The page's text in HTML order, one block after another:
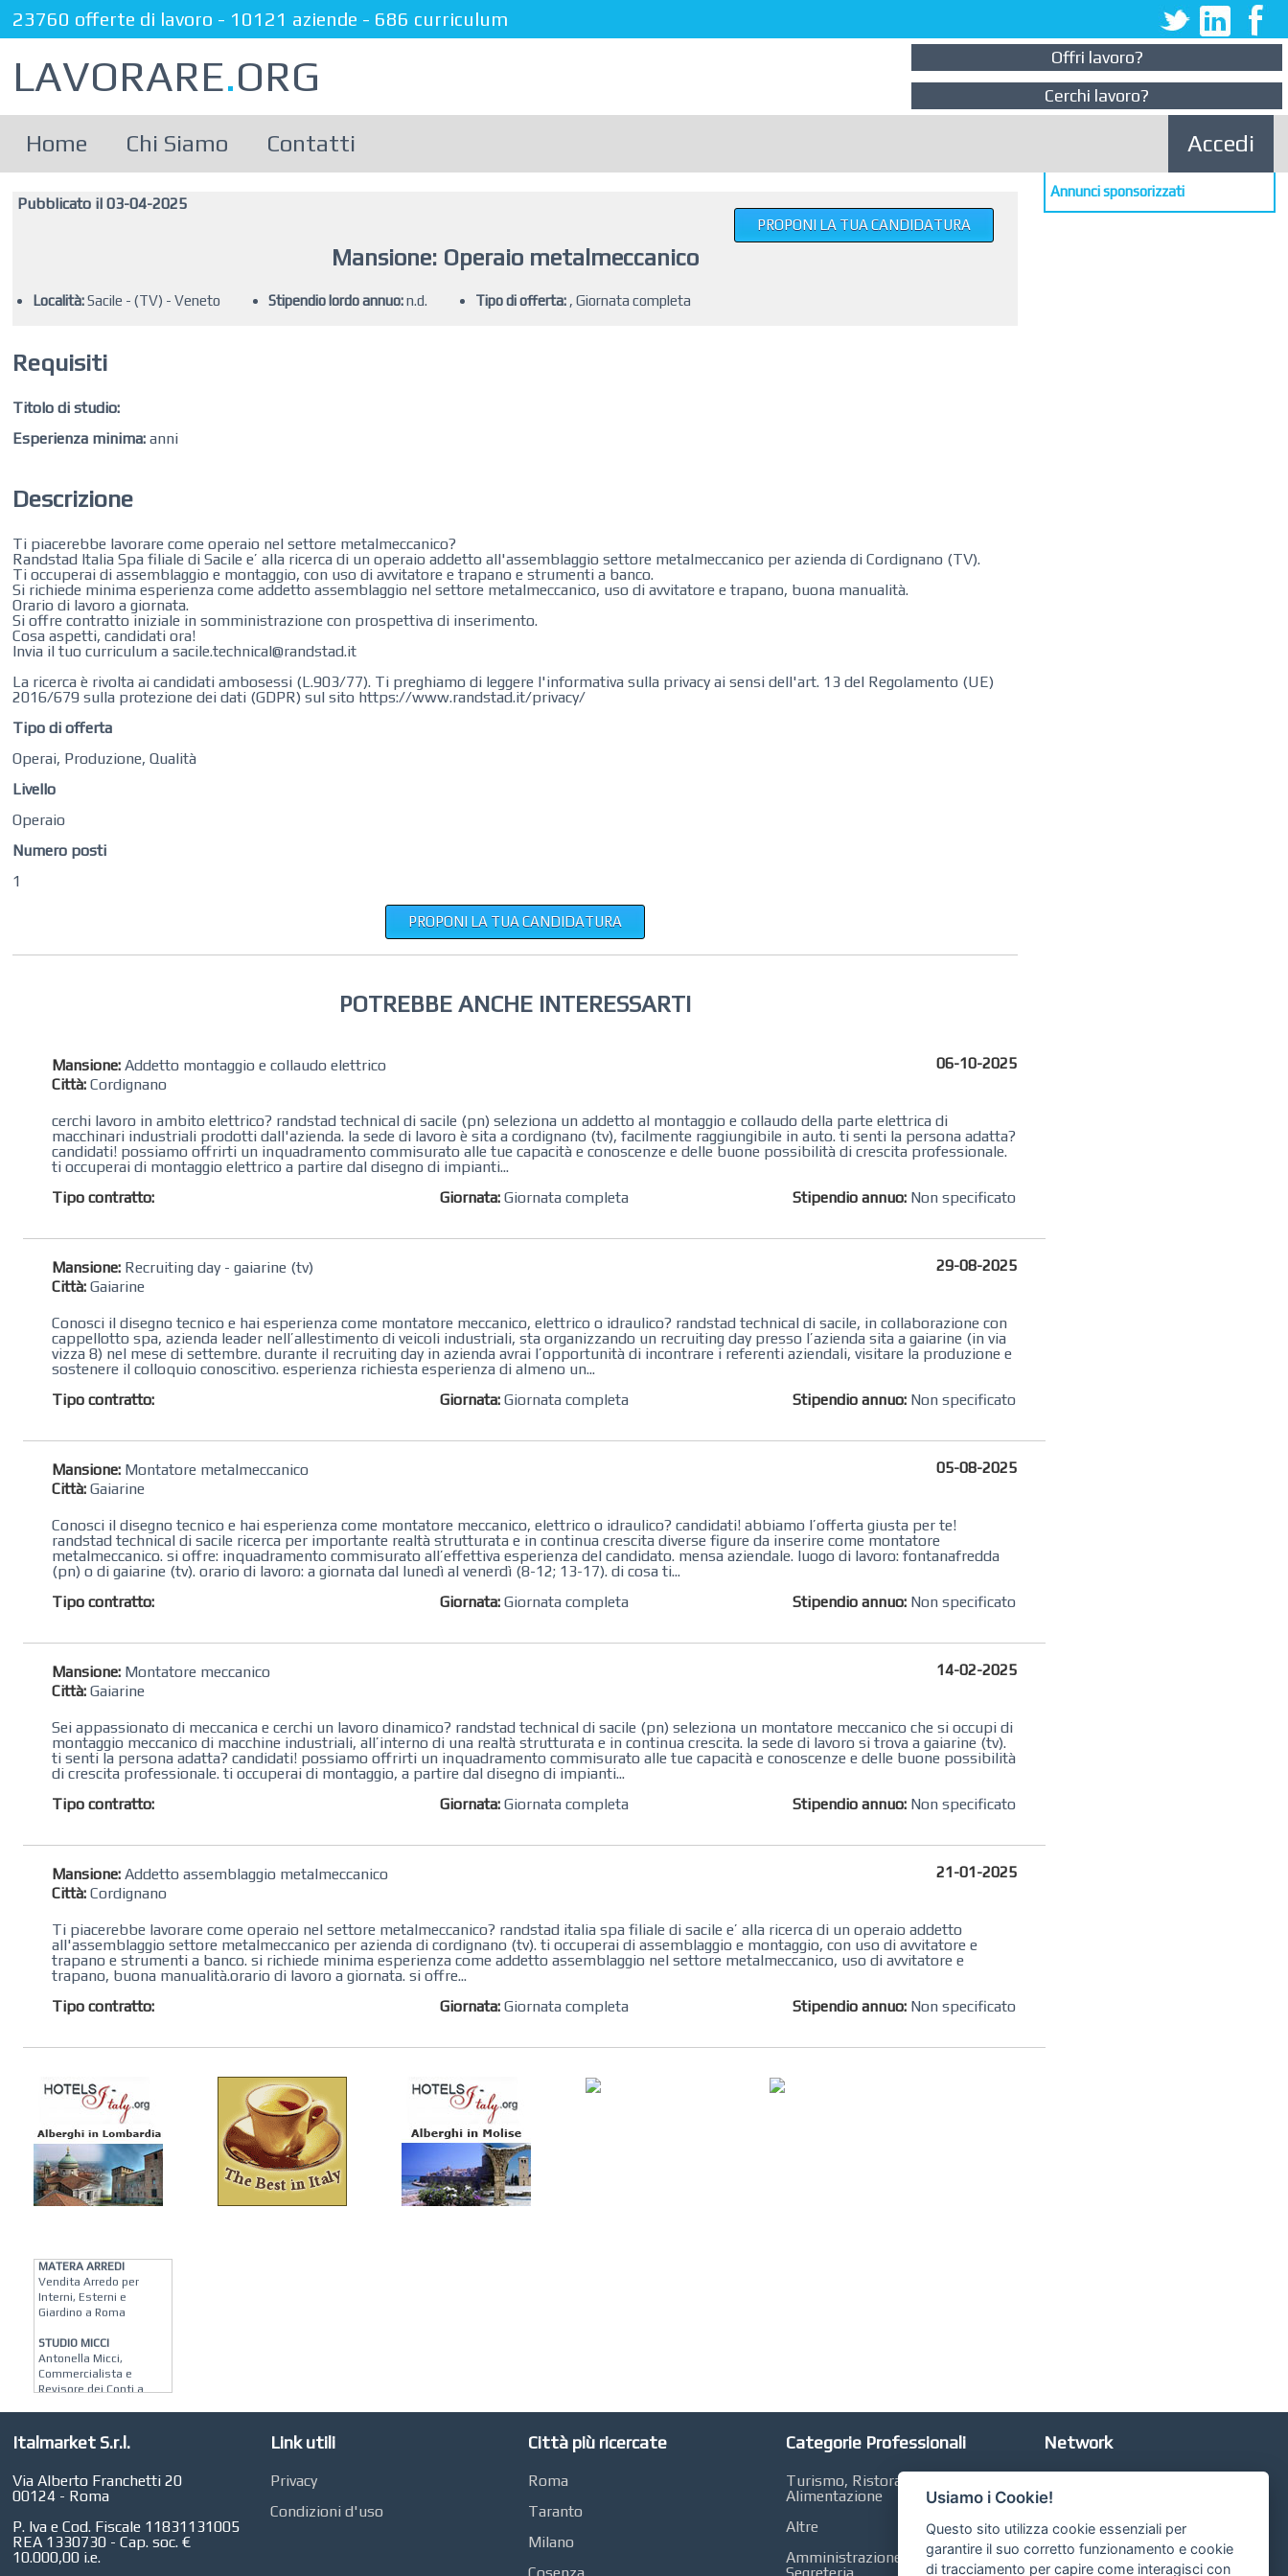
23760 offerte di lavoro - 10121 aziende - 686 curriculum
LAVORARE.ORG
Offri lavoro?
Cerchi lavoro?
Home Chi Siamo Contatti Accedi
Pubblicato il 03-04-2025
Mansione: Operaio metalmeccanico
PROPONI LA TUA CANDIDATURA
Località:Sacile - (TV) - Veneto Stipendio lordo annuo:n.d. Tipo di offerta:, Giornata completa
Requisiti
Titolo di studio:
Esperienza minima: anni
Descrizione
Ti piacerebbe lavorare come operaio nel settore metalmeccanico?
Randstad‌ ‌Italia‌ ‌Spa‌ ‌filiale di Sacile ‌e’‌ ‌alla‌ ‌ricerca‌ ‌di‌ un operaio ​addetto all'assemblaggio settore metalmeccanico per azienda di ​Cordignano (TV).
Ti occuperai di assemblaggio e montaggio, con uso di avvitatore e trapano​ e strumenti a banco.
Si richiede minima esperienza ​come addetto assemblaggio nel settore metalmeccanico, uso di avvitatore e trapano, buona manualità.
​Orario di lavoro a giornata.
Si offre contratto iniziale in somministrazione con prospettiva di inserimento.
Cosa aspetti, candidati ora!
Invia il tuo curriculum a sacile.technical@randstad.it
La ricerca è rivolta ai candidati ambosessi (L.903/77). Ti preghiamo di leggere l'informativa sulla privacy ai sensi dell'art. 13 del Regolamento (UE)
2016/679 sulla protezione dei dati (GDPR) sul sito https://www.randstad.it/privacy/
Tipo di offerta
Operai, Produzione, Qualità
Livello
Operaio
Numero posti
1
PROPONI LA TUA CANDIDATURA
POTREBBE ANCHE INTERESSARTI
Mansione: Addetto montaggio e collaudo elettrico
Città: Cordignano
06-10-2025
​cerchi lavoro in ambito elettrico? randstad technical di sacile (pn) seleziona un ​addetto al montaggio e collaudo della parte elettrica di
macchinari industriali prodotti dall'azienda. la sede di lavoro è sita ​a cordignano (tv), facilmente raggiungibile in auto. ti senti la persona adatta?
candidati! possiamo offrirti un inquadramento commisurato alle tue capacità e conoscenze e delle buone possibilità di crescita professionale.
ti occuperai di montaggio elettrico a partire dal disegno di impianti...
Tipo contratto:
Giornata: Giornata completa Stipendio annuo: Non specificato
Mansione: Recruiting day - gaiarine (tv)
Città: Gaiarine
29-08-2025
Conosci il disegno tecnico e hai esperienza come montatore meccanico, elettrico o idraulico? randstad technical di sacile, in collaborazione con
cappellotto spa, azienda leader nell’allestimento di veicoli industriali, sta organizzando un recruiting day presso l’azienda sita a gaiarine (in via
vizza 8) nel mese di settembre. durante il recruiting day in azienda avrai l’opportunità di incontrare i referenti aziendali, visitare la produzione e
sostenere il colloquio conoscitivo. esperienza richiesta esperienza di almeno un...
Tipo contratto:
Giornata: Giornata completa Stipendio annuo: Non specificato
Mansione: Montatore metalmeccanico
Città: Gaiarine
05-08-2025
Conosci il disegno tecnico e hai esperienza come montatore meccanico, elettrico o idraulico? candidati! abbiamo l’offerta giusta per te!
randstad technical di sacile ricerca per importante realtà strutturata e in continua crescita diverse figure da inserire come montatore
metalmeccanico. si offre: inquadramento commisurato all’effettiva esperienza del candidato. mensa aziendale. luogo di lavoro: fontanafredda
(pn) o di gaiarine (tv). orario di lavoro: a giornata dal lunedì al venerdì (8-12; 13-17). di cosa ti...
Tipo contratto:
Giornata: Giornata completa Stipendio annuo: Non specificato
Mansione: Montatore meccanico
Città: Gaiarine
14-02-2025
Sei appassionato di meccanica e cerchi un lavoro dinamico? randstad technical di sacile (pn) seleziona un montatore meccanico che si occupi di
montaggio meccanico di macchine industriali, all’interno di una realtà strutturata e in continua crescita. la sede di lavoro si trova a gaiarine (tv).
ti senti la persona adatta? candidati! possiamo offrirti un inquadramento commisurato alle tue capacità e conoscenze e delle buone possibilità
di crescita professionale. ti occuperai di montaggio, a partire dal disegno di impianti...
Tipo contratto:
Giornata: Giornata completa Stipendio annuo: Non specificato
Mansione: Addetto assemblaggio metalmeccanico
Città: Cordignano
21-01-2025
Ti piacerebbe lavorare come operaio nel settore metalmeccanico? randstad‌ ‌italia‌ ‌spa‌ ‌filiale di sacile ‌e’‌ ‌alla‌ ‌ricerca‌ ‌di‌ un operaio ​addetto
all'assemblaggio settore metalmeccanico per azienda di ​cordignano (tv). ti occuperai di assemblaggio e montaggio, con uso di avvitatore e
trapano​ e strumenti a banco. si richiede minima esperienza ​come addetto assemblaggio nel settore metalmeccanico, uso di avvitatore e
trapano, buona manualità. ​orario di lavoro a giornata. si offre...
Tipo contratto:
Giornata: Giornata completa Stipendio annuo: Non specificato
KREION GROUP
Soluzioni su Misura per
Pellicole Solari, Stampa
MATERA ARREDI
Vendita Arredo per
Interni, Esterni e
Giardino a Roma
STUDIO MICCI
Antonella Micci,
Commercialista e
Revisore dei Conti a
COLA
Roma
CONCEPT POINT
Digital marketing e Web
Agency
Annunci sponsorizzati
Italmarket S.r.l.
Via Alberto Franchetti 20
00124 - Roma
P. Iva e Cod. Fiscale 11831131005
REA 1330730 - Cap. soc. €
10.000,00 i.e.
Link utili
Privacy
Condizioni d'uso
Città più ricercate
Roma
Taranto
Milano
Cosenza
Categorie Professionali
Turismo, Ristorazione,
Alimentazione
Altre
Amministrazione, Contabilità,
Segreteria
Network
Libri Online
Compravendita
Usiamo i Cookie!
Questo sito utilizza cookie essenziali per
garantire il suo corretto funzionamento e cookie
di tracciamento per capire come interagisci con